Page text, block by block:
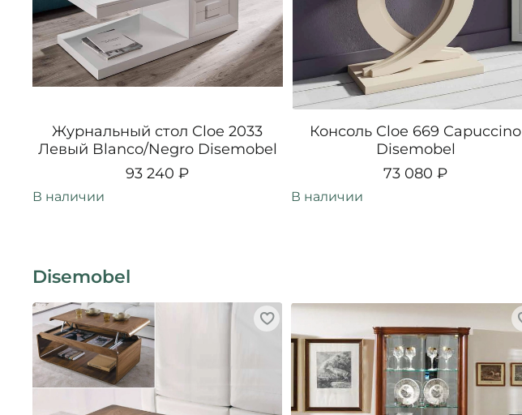
Журнальный стол Cloe 2033
Левый Blanco/Negro Disemobel
93 240 ₽
В наличии
Консоль Cloe 669 Capuccino
Disemobel
73 080 ₽
В наличии
Disemobel